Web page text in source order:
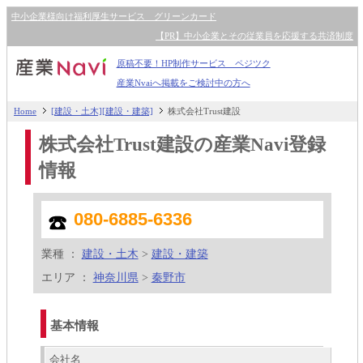
中小企業様向け福利厚生サービス グリーンカード
【PR】中小企業とその従業員を応援する共済制度
原稿不要！HP制作サービス ペジツク
産業Nvaiへ掲載をご検討中の方へ
Home [建設・土木][建設・建築] 株式会社Trust建設
株式会社Trust建設の産業Navi登録
情報
080-6885-6336
業種 ： 建設・土木 > 建設・建築
エリア ： 神奈川県 > 秦野市
基本情報
会社名